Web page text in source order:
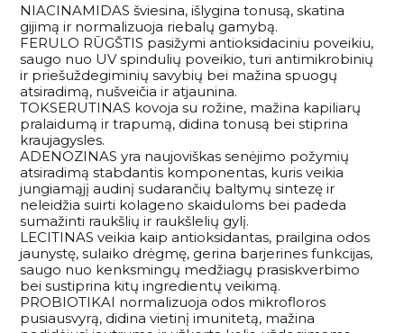
NIACINAMIDAS šviesina, išlygina tonusą, skatina
gijimą ir normalizuoja riebalų gamybą.
FERULO RŪGŠTIS pasižymi antioksidaciniu poveikiu,
saugo nuo UV spindulių poveikio, turi antimikrobinių
ir priešuždegiminių savybių bei mažina spuogų
atsiradimą, nušveičia ir atjaunina.
TOKSERUTINAS kovoja su rožine, mažina kapiliarų
pralaidumą ir trapumą, didina tonusą bei stiprina
kraujagysles.
ADENOZINAS yra naujoviškas senėjimo požymių
atsiradimą stabdantis komponentas, kuris veikia
jungiamąjį audinį sudarančių baltymų sintezę ir
neleidžia suirti kolageno skaiduloms bei padeda
sumažinti raukšlių ir raukšlelių gylį.
LECITINAS veikia kaip antioksidantas, prailgina odos
jaunystę, sulaiko drėgmę, gerina barjerines funkcijas,
saugo nuo kenksmingų medžiagų prasiskverbimo
bei sustiprina kitų ingredientų veikimą.
PROBIOTIKAI normalizuoja odos mikrofloros
pusiausvyrą, didina vietinį imunitetą, mažina